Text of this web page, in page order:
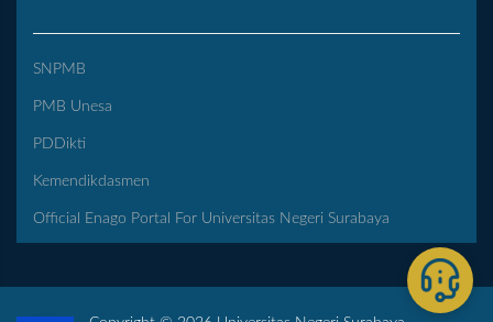
SNPMB
PMB Unesa
PDDikti
Kemendikdasmen
Official Enago Portal For Universitas Negeri Surabaya